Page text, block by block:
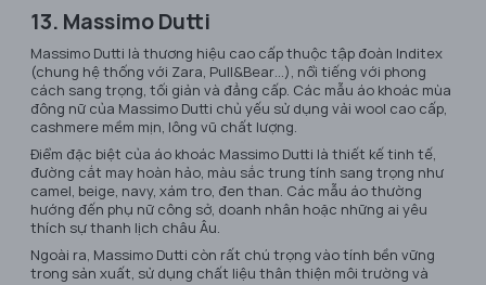
13. Massimo Dutti
Massimo Dutti là thương hiệu cao cấp thuộc tập đoàn Inditex
(chung hệ thống với Zara, Pull&Bear…), nổi tiếng với phong
cách sang trọng, tối giản và đẳng cấp. Các mẫu áo khoác mùa
đông nữ của Massimo Dutti chủ yếu sử dụng vải wool cao cấp,
cashmere mềm mịn, lông vũ chất lượng.
Điểm đặc biệt của áo khoác Massimo Dutti là thiết kế tinh tế,
đường cắt may hoàn hảo, màu sắc trung tính sang trọng như
camel, beige, navy, xám tro, đen than. Các mẫu áo thường
hướng đến phụ nữ công sở, doanh nhân hoặc những ai yêu
thích sự thanh lịch châu Âu.
Ngoài ra, Massimo Dutti còn rất chú trọng vào tính bền vững
trong sản xuất, sử dụng chất liệu thân thiện môi trường và